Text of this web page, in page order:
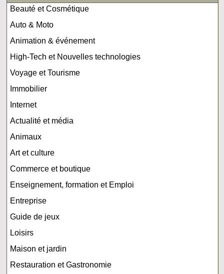
Beauté et Cosmétique
Auto & Moto
Animation & événement
High-Tech et Nouvelles technologies
Voyage et Tourisme
Immobilier
Internet
Actualité et média
Animaux
Art et culture
Commerce et boutique
Enseignement, formation et Emploi
Entreprise
Guide de jeux
Loisirs
Maison et jardin
Restauration et Gastronomie